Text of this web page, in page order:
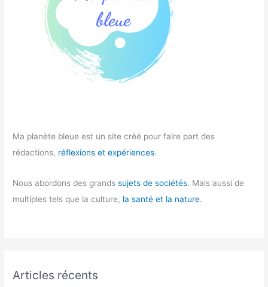
Ma planète bleue est un site créé pour faire part des
rédactions, réflexions et expériences.
Nous abordons des grandssujets de sociétés. Mais aussi de
multiples tels que la culture, la santé et la nature.
Articles récents